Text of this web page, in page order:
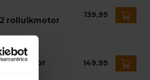
2 rolluikmotor
139,95
buismotor 149,95